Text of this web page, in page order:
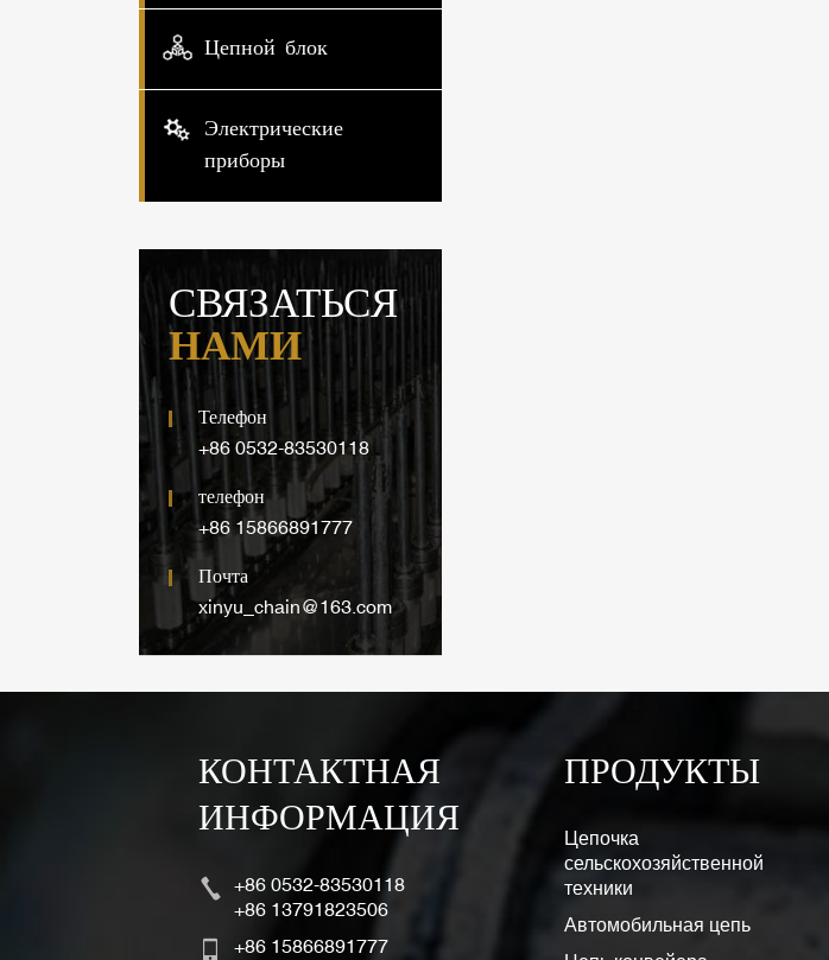
Цепной блок
Электрические
приборы
СВЯЗАТЬСЯ
НАМИ
Телефон
+86 0532-83530118
телефон
+86 15866891777
Почта
xinyu_chain@163.com
КОНТАКТНАЯ
ИНФОРМАЦИЯ
+86 0532-83530118
+86 13791823506
+86 15866891777
ПРОДУКТЫ
Цепочка
сельскохозяйственной
техники
Автомобильная цепь